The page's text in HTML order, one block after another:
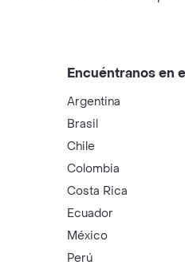
Encuéntranos en
Argentina
Brasil
Chile
Colombia
Costa Rica
Ecuador
México
Perú